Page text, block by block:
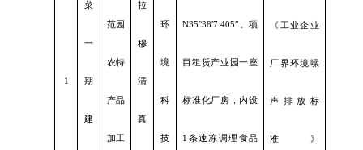
1
菜
一
期
建
范园
农特
产品
加工
拉
穆
清
真
环
境
科
技
N35°38′7.405″。项
目租赁产业园一座
标准化厂房，内设
1条速冻调理食品
《工业企业
厂界环境噪
声排放标
准》